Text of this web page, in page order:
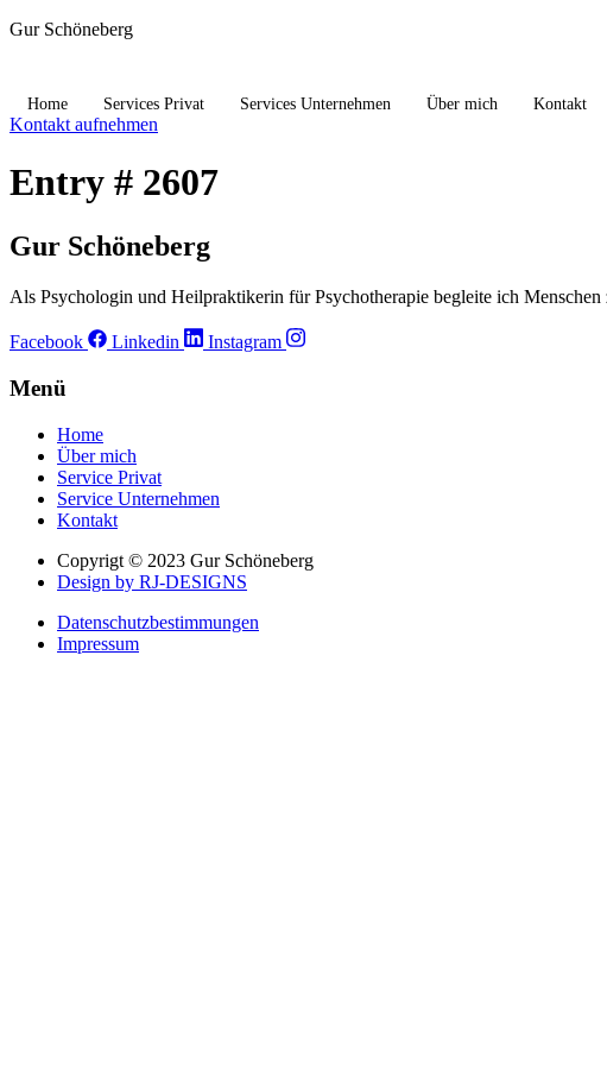
Gur Schöneberg
Home Services Privat Services Unternehmen Über mich Kontakt
Kontakt aufnehmen
Entry # 2607
Gur Schöneberg
Als Psychologin und Heilpraktikerin für Psychotherapie begleite ich
Facebook Linkedin Instagram
Menü
Home
Über mich
Service Privat
Service Unternehmen
Kontakt
Copyrigt © 2023 Gur Schöneberg
Design by RJ-DESIGNS
Datenschutzbestimmungen
Impressum